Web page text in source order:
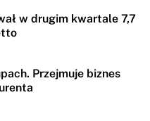
w drugim kwartale 7,7
Przejmuje biznes